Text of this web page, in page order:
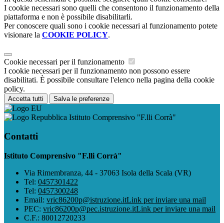
I cookie necessari sono quelli che consentono il funzionamento della
piattaforma e non è possibile disabilitarli.
Per conoscere quali sono i cookie necessari al funzionamento potete
visionare la COOKIE POLICY.
Cookie necessari per il funzionamento
I cookie necessari per il funzionamento non possono essere
disabilitati. È possibile consultare l'elenco nella pagina della cookie
policy.
Accetta tutti Salva le preferenze
Istituto Comprensivo "F.lli Corrà"
Contatti
Istituto Comprensivo "F.lli Corrà"
Via Rimembranza, 44 - 37063 Isola della Scala (VR)
Tel: 0457301422
Tel: 0457300248
Email: vric86200p@istruzione.itLink per inviare una mail
PEC: vric86200p@pec.istruzione.itLink per inviare una mail
C.F.: 80012720233